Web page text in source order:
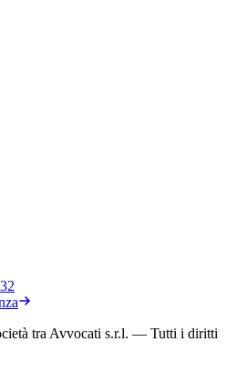
tra Avvocati s.r.l. — Tutti i diritti